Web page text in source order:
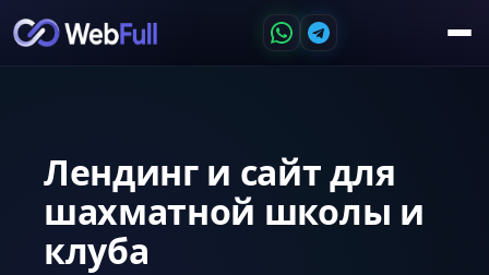
Лендинг и сайт для
шахматной школы и
клуба